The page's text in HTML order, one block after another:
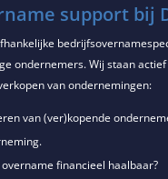
support bij
ondernemers. Wij staan
van ondernemingen:
van (ver)kopende
financieel haalbaar?